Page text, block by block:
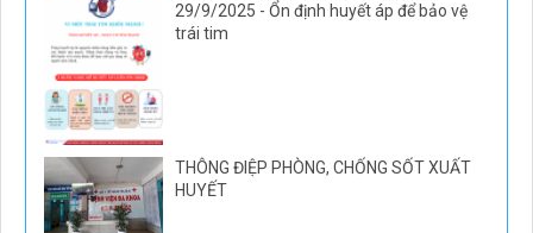
29/9/2025 - Ổn định huyết áp để bảo vệ
trái tim
THÔNG ĐIỆP PHÒNG, CHỐNG SỐT XUẤT
HUYẾT